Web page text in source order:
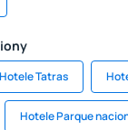
Hotele Tatras
Hotele Parque